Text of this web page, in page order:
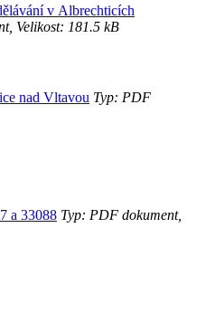
v Albrechticích
Velikost: 181.5 kB
nad Vltavou Typ: PDF
a 33088 Typ: PDF dokument,